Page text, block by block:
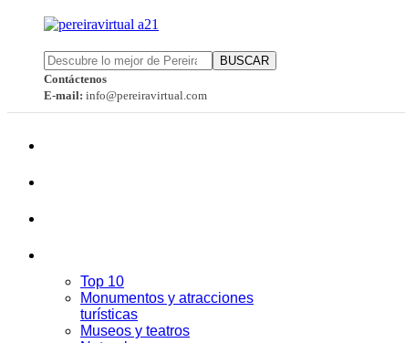
BUSCAR
Contáctenos
E-mail: info@pereiravirtual.com
Top 10
Monumentos y atracciones
turísticas
Museos y teatros